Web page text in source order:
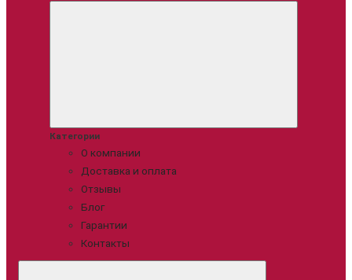
Категории
О компании
Доставка и оплата
Отзывы
Блог
Гарантии
Контакты